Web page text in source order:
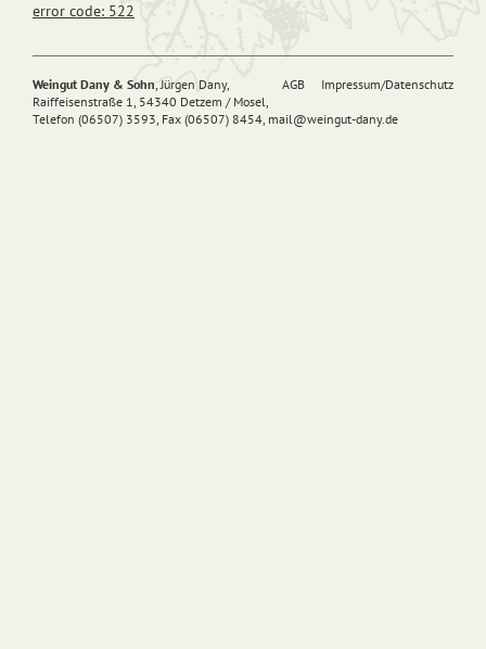
error code: 522
AGB Impressum/Datenschutz
Weingut Dany & Sohn, Jürgen Dany,
Raiffeisenstraße 1, 54340 Detzem / Mosel,
Telefon (06507) 3593, Fax (06507) 8454, mail@weingut-dany.de